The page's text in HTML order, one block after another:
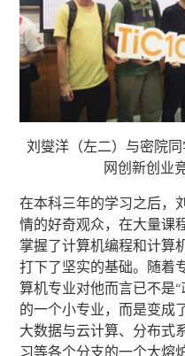
刘燮洋（左二）与密院
网创新创业
在本科三年的学习之后，
情的好奇观众，在大量课
掌握了计算机编程和计算
打下了坚实的基础。随着
算机专业对他而言已不是
的一个小专业，而是变成
大数据与云计算、分布式
习等各个分支的一个大熔